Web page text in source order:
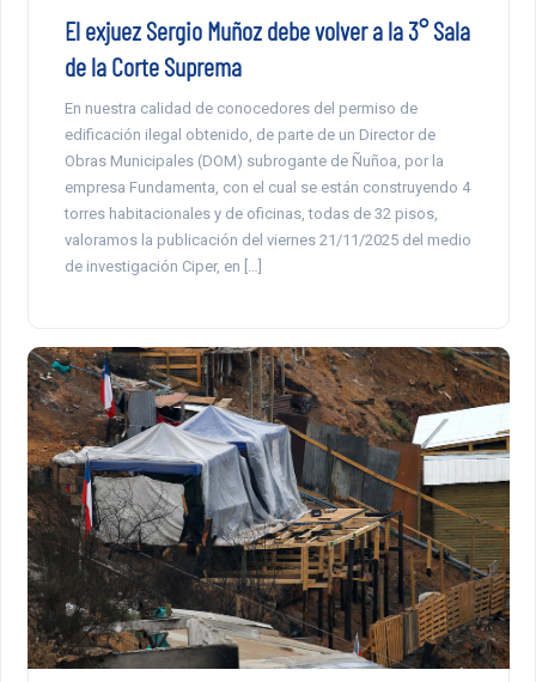
El exjuez Sergio Muñoz debe volver a la 3° Sala
de la Corte Suprema
En nuestra calidad de conocedores del permiso de
edificación ilegal obtenido, de parte de un Director de
Obras Municipales (DOM) subrogante de Ñuñoa, por la
empresa Fundamenta, con el cual se están construyendo 4
torres habitacionales y de oficinas, todas de 32 pisos,
valoramos la publicación del viernes 21/11/2025 del medio
de investigación Ciper, en […]